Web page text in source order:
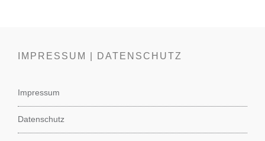
IMPRESSUM | DATENSCHUTZ
Impressum
Datenschutz